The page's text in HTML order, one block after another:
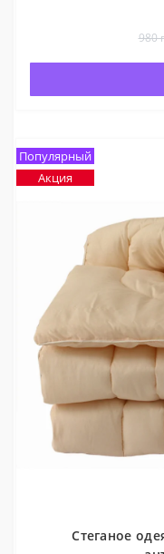
980
Популярный
Акция
Стеганое